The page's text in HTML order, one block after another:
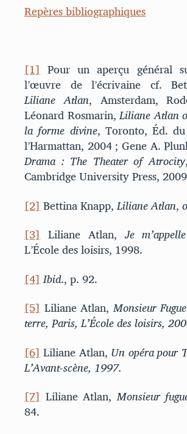
Repères bibliographiques
[1] Pour un aperçu général
l’œuvre de l’écrivaine cf.
Liliane Atlan, Amsterdam,
Léonard Rosmarin,Liliane Atlan
la forme divine, Toronto, Éd.
l’Harmattan, 2004 ; Gene A.
Drama : The Theater of Atrocity
Cambridge University Press,
[2]Bettina Knapp,Liliane Atlan,
[3] Liliane Atlan,Je
L’École des loisirs, 1998.
[4]Ibid., p. 92.
[5] Liliane Atlan,Monsieur
terre, Paris, L’École des loisirs,
[6]Liliane Atlan, Un opéra pour
L’Avant-scène, 1997.
[7] Liliane Atlan,Monsieur
84.